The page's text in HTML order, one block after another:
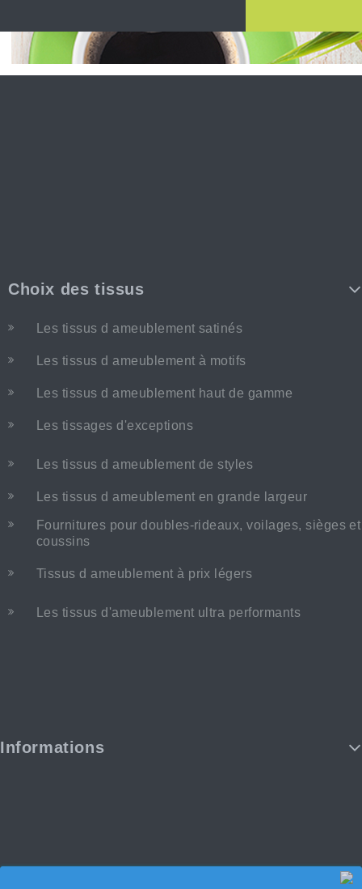
Choix des tissus
Les tissus d ameublement satinés
Les tissus d ameublement à motifs
Les tissus d ameublement haut de gamme
Les tissages d'exceptions
Les tissus d ameublement de styles
Les tissus d ameublement en grande largeur
Fournitures pour doubles-rideaux, voilages, sièges et
coussins
Tissus d ameublement à prix légers
Les tissus d'ameublement ultra performants
Informations